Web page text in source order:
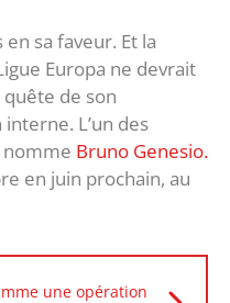
sa faveur. Et la
Europa ne devrait
de son
L’un des
Bruno Genesio.
en juin prochain, au
une opération